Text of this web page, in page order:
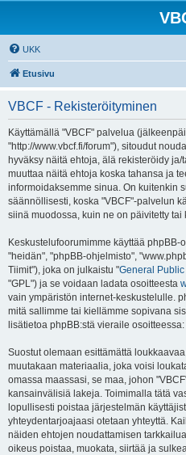
UKK
Etusivu
VBCF - Rekisteröityminen
Käyttämällä "VBCF" palvelua
"http://www.vbcf.fi/forum"), sitoudut
hyväksy näitä ehtoja, älä rekisteröidy
muuttaa näitä ehtoja koska tahansa ja
informoidaksemme sinua. On kuitenkin
säännöllisesti, koska "VBCF"-palvelun
siinä muodossa, kuin ne on päivitetty tai
Keskustelufoorumimme käyttää
"heidän", "phpBB-ohjelmisto",
Tiimit"), joka on julkaistu "General
"GPL") ja se voidaan ladata osoitteesta
vain ympäristön internet-keskustelulle.
mitä sallimme tai kiellämme sopivana
lisätietoa phpBB:stä vieraile osoitteessa:
Suostut olemaan esittämättä
muutakaan materiaalia, joka voisi
omassa maassasi, se maa, johon
kansainvälisiä lakeja. Toimimalla tätä
lopullisesti poistaa järjestelmän
yhteydentarjoajaasi otetaan yhteyttä.
näiden ehtojen noudattamisen
oikeus poistaa, muokata, siirtää ja